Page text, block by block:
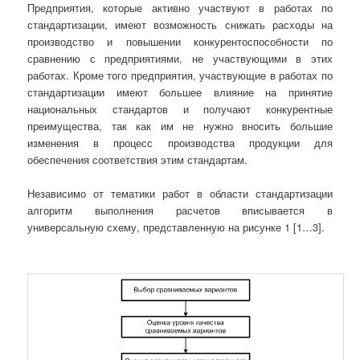
Предприятия, которые активно участвуют в работах по
стандартизации, имеют возможность снижать расходы на
производство и повышении конкурентоспособности по
сравнению с предприятиями, не участвующими в этих
работах. Кроме того предприятия, участвующие в работах по
стандартизации имеют большее влияние на принятие
национальных стандартов и получают конкурентные
преимущества, так как им не нужно вносить большие
изменения в процесс производства продукции для
обеспечения соответствия этим стандартам.
Независимо от тематики работ в области стандартизации
алгоритм выполнения расчетов вписывается в
универсальную схему, представленную на рисунке 1 [1…3].